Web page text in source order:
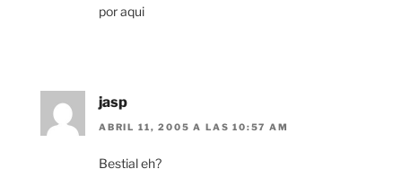
por aqui
jasp
ABRIL 11, 2005 A LAS 10:57 AM
Bestial eh?